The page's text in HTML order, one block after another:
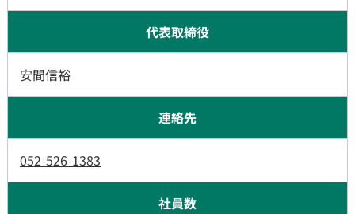
代表取締役
安間信裕
連絡先
052-526-1383
​​​​​​​社員数